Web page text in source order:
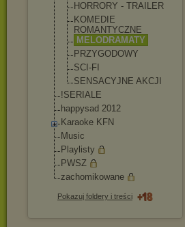
HORRORY - TRAILER
KOMEDIE
ROMANTYCZNE
MELODRAMATY
PRZYGODOWY
SCI-FI
SENSACYJNE AKCJI
!SERIALE
happysad 2012
Karaoke KFN
Music
Playlisty
PWSZ
zachomikowane
Pokazuj foldery i treści